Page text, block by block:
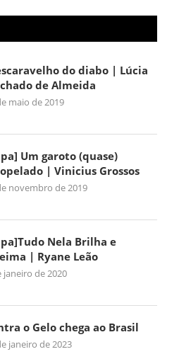
do diabo | Lúcia
de Almeida
maio de 2019
Um garoto (quase)
| Vinicius Grossos
novembro de 2019
Nela Brilha e
| Ryane Leão
janeiro de 2020
o Gelo chega ao Brasil
janeiro de 2023